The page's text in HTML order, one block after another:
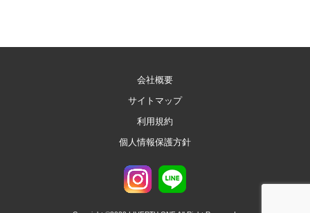
会社概要
サイトマップ
利用規約
個人情報保護方針